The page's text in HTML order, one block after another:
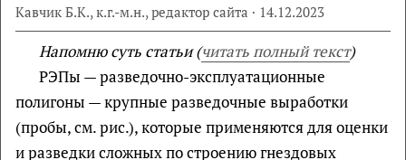
Кавчик Б.К., к.г.-м.н., редактор сайта · 14.12.2023
Напомню суть статьи (читать полный текст)
РЭПы — разведочно-эксплуатационные
полигоны — крупные разведочные выработки
(пробы, см. рис.), которые применяются для оценки
и разведки сложных по строению гнездовых